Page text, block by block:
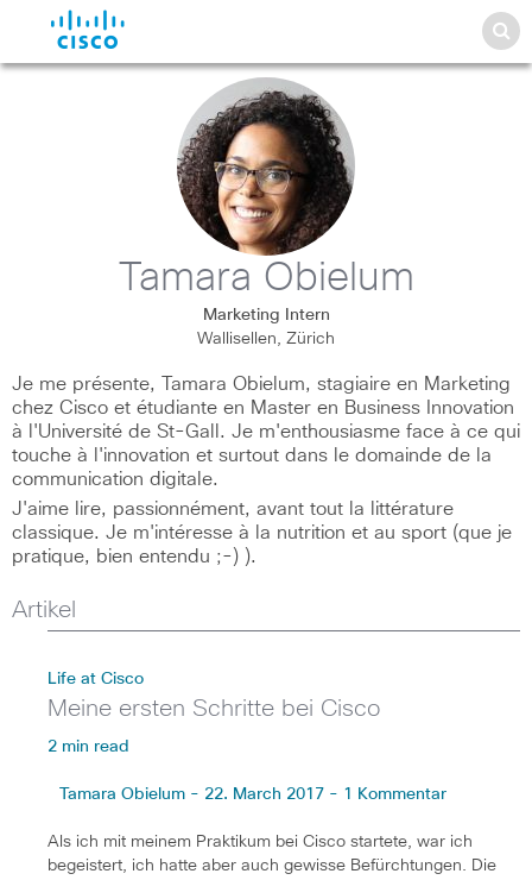
Tamara Obielum
Marketing Intern
Wallisellen, Zürich
Je me présente, Tamara Obielum, stagiaire en Marketing
chez Cisco et étudiante en Master en Business Innovation
à l'Université de St-Gall. Je m'enthousiasme face à ce qui
touche à l'innovation et surtout dans le domainde de la
communication digitale.
J'aime lire, passionnément, avant tout la littérature
classique. Je m'intéresse à la nutrition et au sport (que je
pratique, bien entendu ;-) ).
Artikel
Life at Cisco
Meine ersten Schritte bei Cisco
2 min read
Tamara Obielum - 22. March 2017 - 1 Kommentar
Als ich mit meinem Praktikum bei Cisco startete, war ich
begeistert, ich hatte aber auch gewisse Befürchtungen. Die